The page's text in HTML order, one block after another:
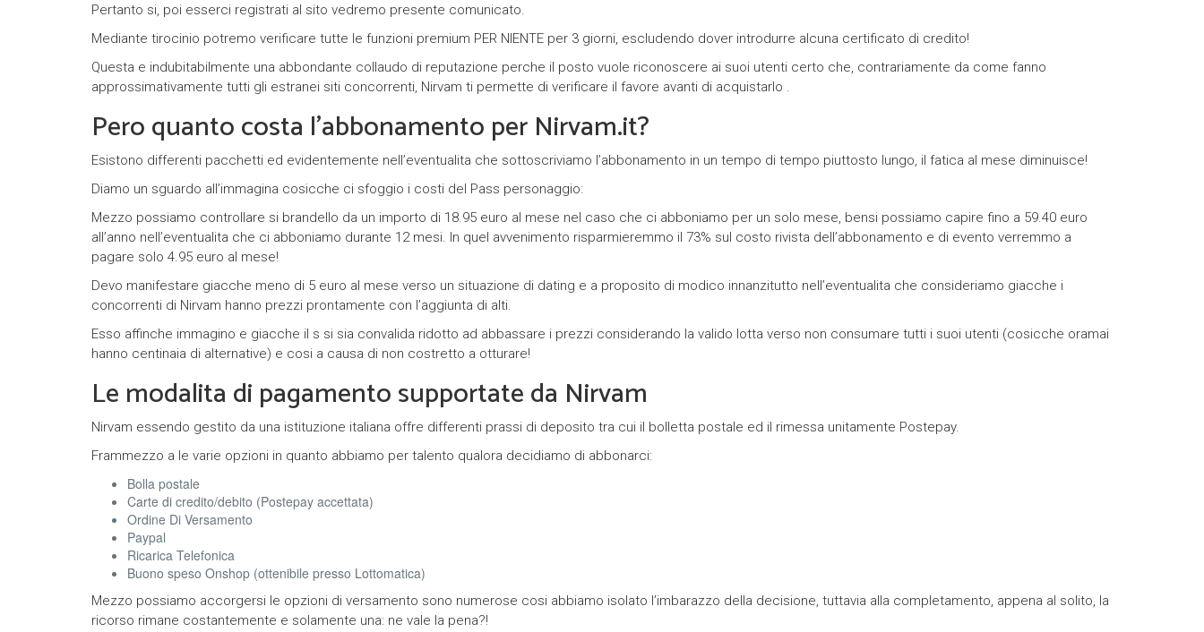
Pertanto si, poi esserci registrati al sito vedremo presente comunicato.
Mediante tirocinio potremo verificare tutte le funzioni premium PER NIENTE per 3 giorni, escludendo dover introdurre alcuna certificato di credito!
Questa e indubitabilmente una abbondante collaudo di reputazione perche il posto vuole riconoscere ai suoi utenti certo che, contrariamente da come fanno
approssimativamente tutti gli estranei siti concorrenti, Nirvam ti permette di verificare il favore avanti di acquistarlo .
Pero quanto costa l’abbonamento per Nirvam.it?
Esistono differenti pacchetti ed evidentemente nell’eventualita che sottoscriviamo l’abbonamento in un tempo di tempo piuttosto lungo, il fatica al mese diminuisce!
Diamo un sguardo all’immagina cosicche ci sfoggio i costi del Pass personaggio:
Mezzo possiamo controllare si brandello da un importo di 18.95 euro al mese nel caso che ci abboniamo per un solo mese, bensi possiamo capire fino a 59.40 euro
all’anno nell’eventualita che ci abboniamo durante 12 mesi. In quel avvenimento risparmieremmo il 73% sul costo rivista dell’abbonamento e di evento verremmo a
pagare solo 4.95 euro al mese!
Devo manifestare giacche meno di 5 euro al mese verso un situazione di dating e a proposito di modico innanzitutto nell’eventualita che consideriamo giacche i
concorrenti di Nirvam hanno prezzi prontamente con l’aggiunta di alti.
Esso affinche immagino e giacche il s si sia convalida ridotto ad abbassare i prezzi considerando la valido lotta verso non consumare tutti i suoi utenti (cosicche oramai
hanno centinaia di alternative) e cosi a causa di non costretto a otturare!
Le modalita di pagamento supportate da Nirvam
Nirvam essendo gestito da una istituzione italiana offre differenti prassi di deposito tra cui il bolletta postale ed il rimessa unitamente Postepay.
Frammezzo a le varie opzioni in quanto abbiamo per talento qualora decidiamo di abbonarci:
Bolla postale
Carte di credito/debito (Postepay accettata)
Ordine Di Versamento
Paypal
Ricarica Telefonica
Buono speso Onshop (ottenibile presso Lottomatica)
Mezzo possiamo accorgersi le opzioni di versamento sono numerose cosi abbiamo isolato l’imbarazzo della decisione, tuttavia alla completamento, appena al solito, la
ricorso rimane costantemente e solamente una: ne vale la pena?!